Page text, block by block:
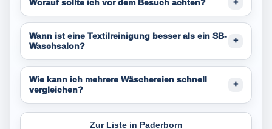
Worauf sollte ich vor dem Besuch achten?
Wann ist eine Textilreinigung besser als ein SB-
Waschsalon?
Wie kann ich mehrere Wäschereien schnell
vergleichen?
Zur Liste in Paderborn